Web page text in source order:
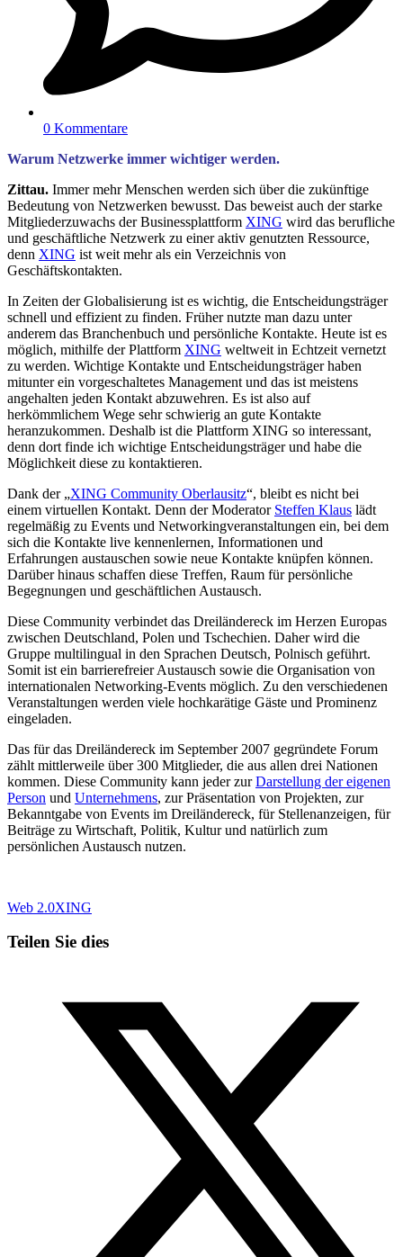
0 Kommentare
Warum Netzwerke immer wichtiger werden.
Zittau. Immer mehr Menschen werden sich über die zukünftige
Bedeutung von Netzwerken bewusst. Das beweist auch der starke
Mitgliederzuwachs der Businessplattform XING wird das berufliche
und geschäftliche Netzwerk zu einer aktiv genutzten Ressource,
denn XING ist weit mehr als ein Verzeichnis von
Geschäftskontakten.
In Zeiten der Globalisierung ist es wichtig, die Entscheidungsträger
schnell und effizient zu finden. Früher nutzte man dazu unter
anderem das Branchenbuch und persönliche Kontakte. Heute ist es
möglich, mithilfe der Plattform XING weltweit in Echtzeit vernetzt
zu werden. Wichtige Kontakte und Entscheidungsträger haben
mitunter ein vorgeschaltetes Management und das ist meistens
angehalten jeden Kontakt abzuwehren. Es ist also auf
herkömmlichem Wege sehr schwierig an gute Kontakte
heranzukommen. Deshalb ist die Plattform XING so interessant,
denn dort finde ich wichtige Entscheidungsträger und habe die
Möglichkeit diese zu kontaktieren.
Dank der „XING Community Oberlausitz“, bleibt es nicht bei
einem virtuellen Kontakt. Denn der Moderator Steffen Klaus lädt
regelmäßig zu Events und Networkingveranstaltungen ein, bei dem
sich die Kontakte live kennenlernen, Informationen und
Erfahrungen austauschen sowie neue Kontakte knüpfen können.
Darüber hinaus schaffen diese Treffen, Raum für persönliche
Begegnungen und geschäftlichen Austausch.
Diese Community verbindet das Dreiländereck im Herzen Europas
zwischen Deutschland, Polen und Tschechien. Daher wird die
Gruppe multilingual in den Sprachen Deutsch, Polnisch geführt.
Somit ist ein barrierefreier Austausch sowie die Organisation von
internationalen Networking-Events möglich. Zu den verschiedenen
Veranstaltungen werden viele hochkarätige Gäste und Prominenz
eingeladen.
Das für das Dreiländereck im September 2007 gegründete Forum
zählt mittlerweile über 300 Mitglieder, die aus allen drei Nationen
kommen. Diese Community kann jeder zurDarstellung der eigenen
Person und Unternehmens, zur Präsentation von Projekten, zur
Bekanntgabe von Events im Dreiländereck, für Stellenanzeigen, für
Beiträge zu Wirtschaft, Politik, Kultur und natürlich zum
persönlichen Austausch nutzen.
Web 2.0XING
Teilen Sie dies